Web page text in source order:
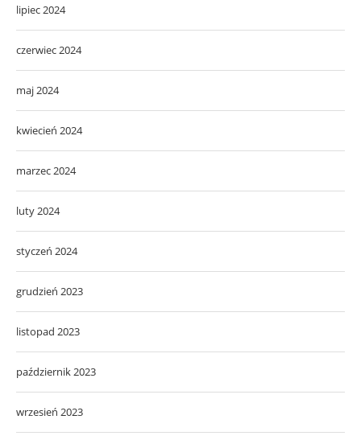
lipiec 2024
czerwiec 2024
maj 2024
kwiecień 2024
marzec 2024
luty 2024
styczeń 2024
grudzień 2023
listopad 2023
październik 2023
wrzesień 2023